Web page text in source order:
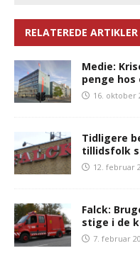
RELATEREDE ARTIKLER
Medie:
penge hos
16. oktober
Tidligere
tillidsfolk
12. februar
Falck:
stige i de
7. februar